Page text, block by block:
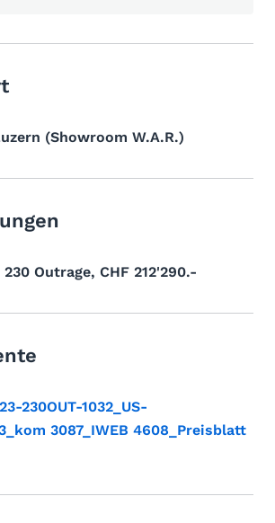
(Showroom W.A.R.)
Outrage, CHF 212'290.-
230OUT-1032_US-
3087_IWEB 4608_Preisblatt